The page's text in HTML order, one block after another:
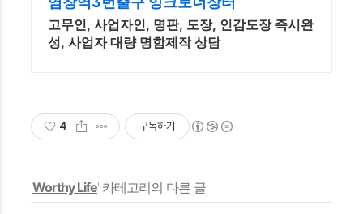
고무인, 사업자인, 명판, 도장, 인감도장 즉시완
성, 사업자 대량 명함제작 상담
4 구독하기
'Worthy Life' 카테고리의 다른 글